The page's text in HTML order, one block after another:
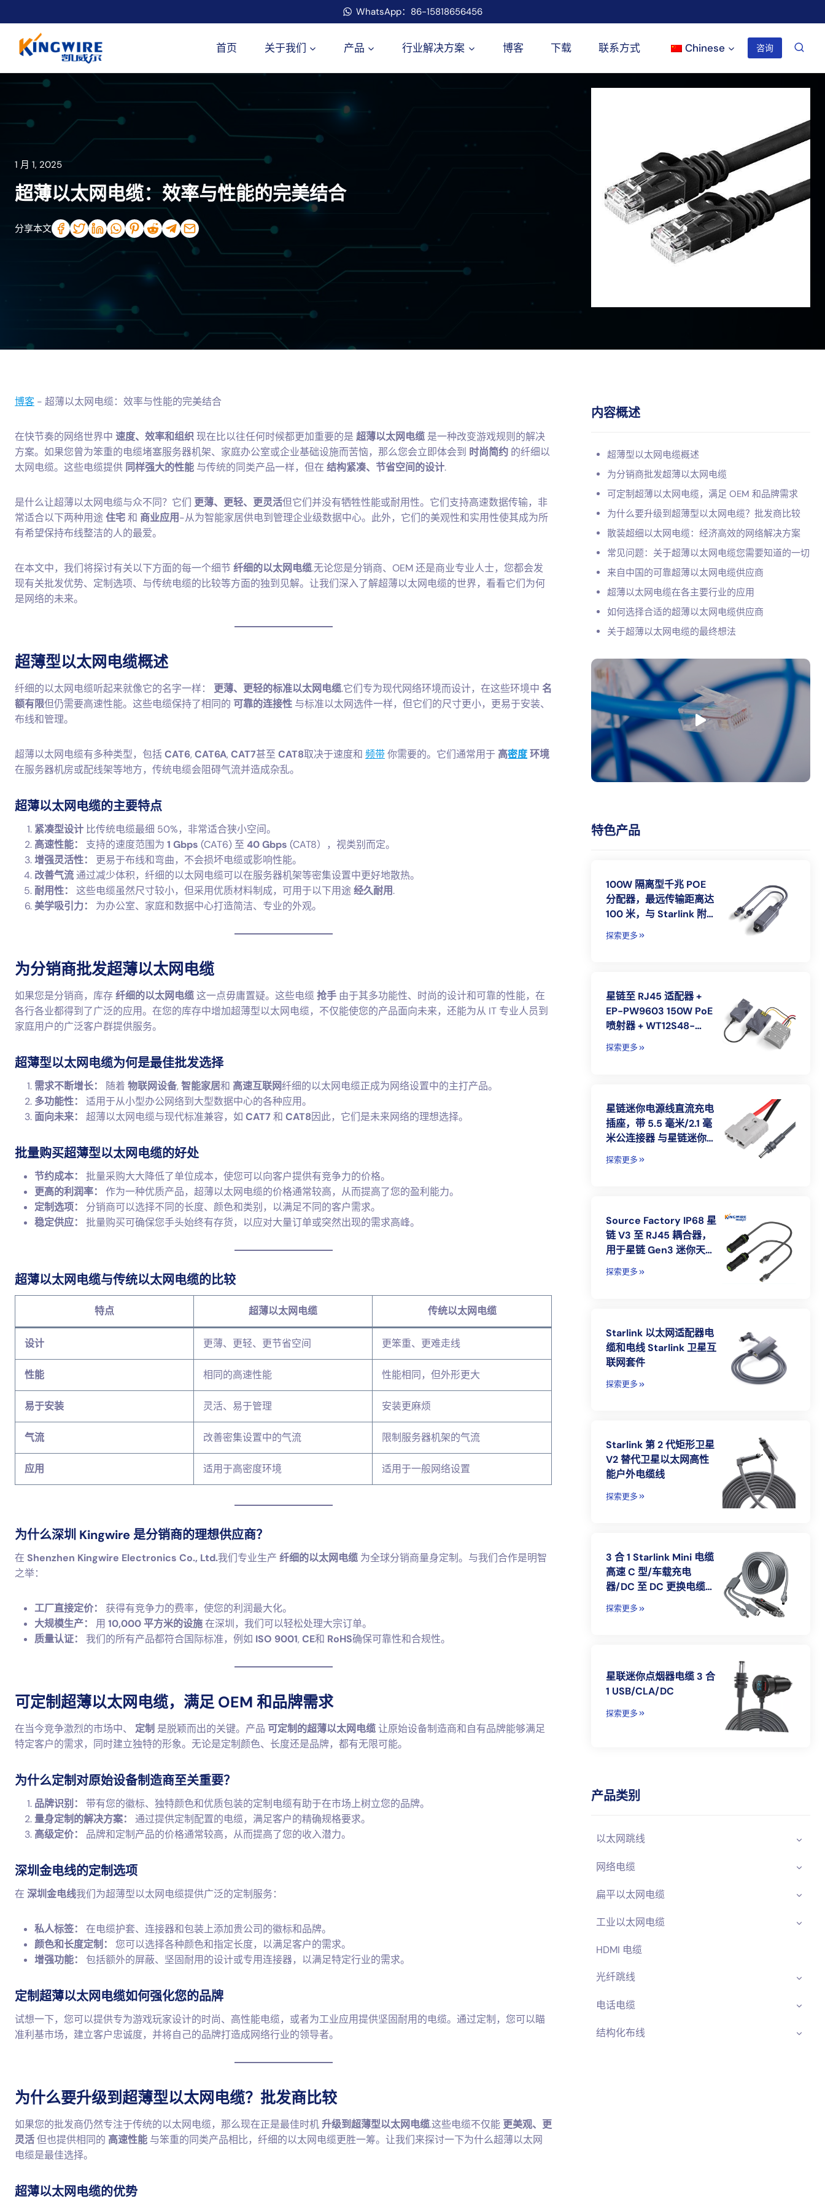
到
WhatsApp：86-15818656456
首页 关于我们 产品 行业解决方案 博客 下载 联系方式 Chinese 咨询
1 月 1, 2025
超薄以太网电缆：效率与性能的完美结合
分享本文
博客 - 超薄以太网电缆：效率与性能的完美结合
在快节奏的网络世界中 速度、效率和组织 现在比以往任何时候都更加重要的是 超薄以太网电缆 是一种改变游戏规则的解决
方案。如果您曾为笨重的电缆堵塞服务器机架、家庭办公室或企业基础设施而苦恼，那么您会立即体会到 时尚简约 的纤细以
太网电缆。这些电缆提供 同样强大的性能 与传统的同类产品一样，但在 结构紧凑、节省空间的设计.
是什么让超薄以太网电缆与众不同？它们 更薄、更轻、更灵活但它们并没有牺牲性能或耐用性。它们支持高速数据传输，非
常适合以下两种用途住宅和 商业应用-从为智能家居供电到管理企业级数据中心。此外，它们的美观性和实用性使其成为所
有希望保持布线整洁的人的最爱。
在本文中，我们将探讨有关以下方面的每一个细节 纤细的以太网电缆.无论您是分销商、OEM 还是商业专业人士，您都会发
现有关批发优势、定制选项、与传统电缆的比较等方面的独到见解。让我们深入了解超薄以太网电缆的世界，看看它们为何
是网络的未来。
超薄型以太网电缆概述
纤细的以太网电缆听起来就像它的名字一样： 更薄、更轻的标准以太网电缆.它们专为现代网络环境而设计，在这些环境中 名
额有限但仍需要高速性能。这些电缆保持了相同的 可靠的连接性 与标准以太网选件一样，但它们的尺寸更小，更易于安装、
布线和管理。
超薄以太网电缆有多种类型，包括CAT6, CAT6A, CAT7甚至 CAT8取决于速度和 频带你需要的。它们通常用于 高密度环境
在服务器机房或配线架等地方，传统电缆会阻碍气流并造成杂乱。
超薄以太网电缆的主要特点
紧凑型设计 比传统电缆最细 50%，非常适合狭小空间。
高速性能：
支持的速度范围为 1 Gbps (CAT6) 至 40 Gbps (CAT8），视类别而定。
增强灵活性：
更易于布线和弯曲，不会损坏电缆或影响性能。
改善气流通过减少体积，纤细的以太网电缆可以在服务器机架等密集设置中更好地散热。
耐用性：
这些电缆虽然尺寸较小，但采用优质材料制成，可用于以下用途经久耐用.
美学吸引力：
为办公室、家庭和数据中心打造简洁、专业的外观。
为分销商批发超薄以太网电缆
如果您是分销商，库存纤细的以太网电缆这一点毋庸置疑。这些电缆抢手 由于其多功能性、时尚的设计和可靠的性能，在
各行各业都得到了广泛的应用。在您的库存中增加超薄型以太网电缆，不仅能使您的产品面向未来，还能为从 IT 专业人员到
家庭用户的广泛客户群提供服务。
超薄型以太网电缆为何是最佳批发选择
需求不断增长： 随着 物联网设备, 智能家居和 高速互联网纤细的以太网电缆正成为网络设置中的主打产品。
多功能性：
适用于从小型办公网络到大型数据中心的各种应用。
面向未来：
超薄以太网电缆与现代标准兼容，如 CAT7 和 CAT8因此，它们是未来网络的理想选择。
批量购买超薄型以太网电缆的好处
节约成本：
批量采购大大降低了单位成本，使您可以向客户提供有竞争力的价格。
更高的利润率：
作为一种优质产品，超薄以太网电缆的价格通常较高，从而提高了您的盈利能力。
定制选项：
分销商可以选择不同的长度、颜色和类别，以满足不同的客户需求。
稳定供应：
批量购买可确保您手头始终有存货，以应对大量订单或突然出现的需求高峰。
超薄以太网电缆与传统以太网电缆的比较
特点 超薄以太网电缆 传统以太网电缆
设计 更薄、更轻、更节省空间 更笨重、更难走线
性能 相同的高速性能 性能相同，但外形更大
易于安装 灵活、易于管理 安装更麻烦
气流 改善密集设置中的气流 限制服务器机架的气流
应用 适用于高密度环境 适用于一般网络设置
为什么深圳 Kingwire 是分销商的理想供应商？
在 Shenzhen Kingwire Electronics Co., Ltd.我们专业生产 纤细的以太网电缆 为全球分销商量身定制。与我们合作是明智
之举：
工厂直接定价：
获得有竞争力的费率，使您的利润最大化。
大规模生产：
用 10,000 平方米的设施在深圳，我们可以轻松处理大宗订单。
质量认证：
我们的所有产品都符合国际标准，例如 ISO 9001, CE和 RoHS确保可靠性和合规性。
可定制超薄以太网电缆，满足 OEM 和品牌需求
在当今竞争激烈的市场中、 定制 是脱颖而出的关键。产品 可定制的超薄以太网电缆让原始设备制造商和自有品牌能够满足
特定客户的需求，同时建立独特的形象。无论是定制颜色、长度还是品牌，都有无限可能。
为什么定制对原始设备制造商至关重要？
品牌识别：
带有您的徽标、独特颜色和优质包装的定制电缆有助于在市场上树立您的品牌。
量身定制的解决方案：
通过提供定制配置的电缆，满足客户的精确规格要求。
高级定价：
品牌和定制产品的价格通常较高，从而提高了您的收入潜力。
深圳金电线的定制选项
在 深圳金电线我们为超薄型以太网电缆提供广泛的定制服务：
私人标签：
在电缆护套、连接器和包装上添加贵公司的徽标和品牌。
颜色和长度定制：
您可以选择各种颜色和指定长度，以满足客户的需求。
增强功能：
包括额外的屏蔽、坚固耐用的设计或专用连接器，以满足特定行业的需求。
定制超薄以太网电缆如何强化您的品牌
试想一下，您可以提供专为游戏玩家设计的时尚、高性能电缆，或者为工业应用提供坚固耐用的电缆。通过定制，您可以瞄
准利基市场，建立客户忠诚度，并将自己的品牌打造成网络行业的领导者。
为什么要升级到超薄型以太网电缆？批发商比较
如果您的批发商仍然专注于传统的以太网电缆，那么现在正是最佳时机升级到超薄型以太网电缆.这些电缆不仅能 更美观、更
灵活但也提供相同的 高速性能 与笨重的同类产品相比，纤细的以太网电缆更胜一筹。让我们来探讨一下为什么超薄以太网
电缆是最佳选择。
超薄以太网电缆的优势
内容概述
超薄型以太网电缆概述
为分销商批发超薄以太网电缆
可定制超薄以太网电缆，满足 OEM 和品牌需求
为什么要升级到超薄型以太网电缆？批发商比较
散装超细以太网电缆：经济高效的网络解决方案
常见问题：关于超薄以太网电缆您需要知道的一切
来自中国的可靠超薄以太网电缆供应商
超薄以太网电缆在各主要行业的应用
如何选择合适的超薄以太网电缆供应商
关于超薄以太网电缆的最终想法
特色产品
100W 隔离型千兆 POE
分配器，最远传输距离达
100 米，与 Starlink 附件
兼容
探索更多
星链至 RJ45 适配器 +
EP-PW9603 150W PoE
喷射器 + WT12S48-
144W 12V 至 48V 3A 转
换器，用于星链 Gen 2
探索更多
星链迷你电源线直流充电
插座，带 5.5 毫米/2.1 毫
米公连接器 与星链迷你直
流电和耳机兼容
探索更多
Source Factory IP68 星
链 V3 至 RJ45 耦合器，
用于星链 Gen3 迷你天线
罩和路由器 RJ45 插头耦
合器以太网适配器
探索更多
Starlink 以太网适配器电
缆和电线 Starlink 卫星互
联网套件
探索更多
Starlink 第 2 代矩形卫星
V2 替代卫星以太网高性
能户外电缆线
探索更多
3 合 1 Starlink Mini 电缆
高速 C 型/车载充电
器/DC 至 DC 更换电缆
Starlink Mini 电源电缆附
件
探索更多
星联迷你点烟器电缆 3 合
1 USB/CLA/DC
探索更多
产品类别
以太网跳线
网络电缆
扁平以太网电缆
工业以太网电缆
HDMI 电缆
光纤跳线
电话电缆
结构化布线